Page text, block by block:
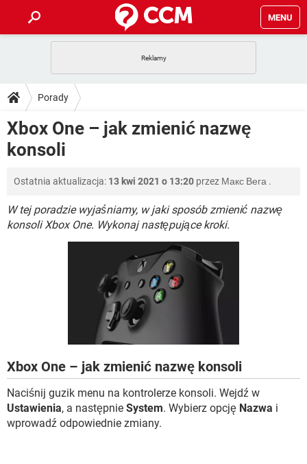
MENU
GRY
SPOTIFY NETFLIX
INSTAGRAM
PORADY
PlayStation
GRY WHATSAPP
INSTAGRAM FACEBOOK
WINDOWS 10
DO POBRANIA
ANDROID
INSTAGRAM FACEBOOK
FORUM
COVID-19 TIKTOK
GRY WHATSAPP
SPOTIFY NETFLIX
FACEBOOK
COVID-19 TIKTOK
WHATSAPP
NETFLIX
FACEBOOK
Porady
Xbox One – jak zmienić nazwę
konsoli
Ostatnia aktualizacja: 13 kwi 2021 o 13:20 przez Макс Вега .
W tej poradzie wyjaśniamy, w jaki sposób zmienić nazwę
konsoli Xbox One. Wykonaj następujące kroki.
Xbox One – jak zmienić nazwę konsoli
Naciśnij guzik menu na kontrolerze konsoli. Wejdź w
Ustawienia, a następnie System. Wybierz opcję Nazwa i
wprowadź odpowiednie zmiany.